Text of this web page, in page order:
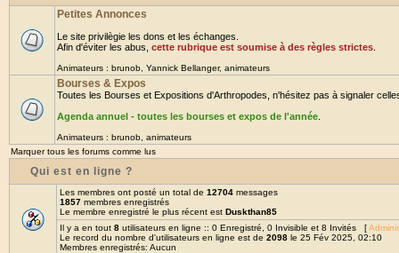
Petites Annonces
Le site privilègie les dons et les échanges.
Afin d'éviter les abus, cette rubrique est soumise à des règles strictes
Animateurs : brunob Yannick Bellanger, animateurs
Bourses & Expos
Toutes les Bourses et Expositions d'Arthropodes, n'hésitez pas à signaler
Agenda annuel - toutes les bourses et expos de l'année
Animateurs : brunob animateurs
Marquer tous les forums comme lus
Qui est en ligne ?
Les membres ont posté un total de 12704 messages
1857 membres enregistrés
Le membre enregistré le plus récent est Duskthan85
Il y a en tout 8 utilisateurs en ligne :: 0 Enregistré, 0 Invisible et 8 Invités [
Le record du nombre d'utilisateurs en ligne est de 2098 le 25 Fév 2025, 02:10
Membres enregistrés: Aucun